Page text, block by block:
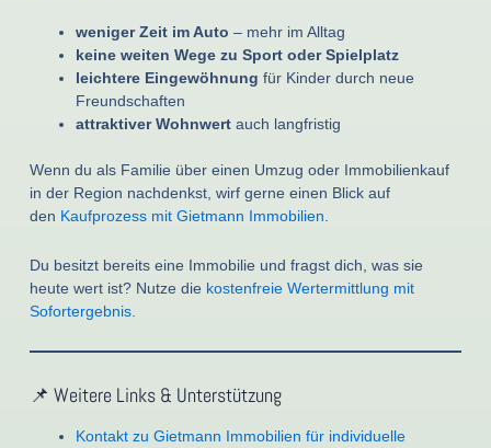
weniger Zeit im Auto – mehr im Alltag
keine weiten Wege zu Sport oder Spielplatz
leichtere Eingewöhnung für Kinder durch neue
Freundschaften
attraktiver Wohnwertauch langfristig
Wenn du als Familie über einen Umzug oder Immobilienkauf
in der Region nachdenkst, wirf gerne einen Blick auf
den Kaufprozess mit Gietmann Immobilien
Du besitzt bereits eine Immobilie und fragst dich, was sie
heute wert ist? Nutze die kostenfreie Wertermittlung mit
Sofortergebnis.
📌 Weitere Links & Unterstützung
Kontakt zu Gietmann Immobilien für individuelle